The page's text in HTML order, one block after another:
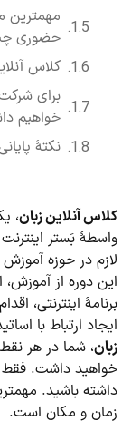
مهمترین
حضوری
کلاس
برای شرکت
خواهیم
نکتۀ
کلاس آنلاین زبان،
واسطۀ بَستر
لازم در حوزه
این دوره از
برنامۀ اینترنتی،
ایجاد ارتباط با
زبان، شما در هر
خواهید داشت. فقط
داشته باشید.
زمان و مکان است.